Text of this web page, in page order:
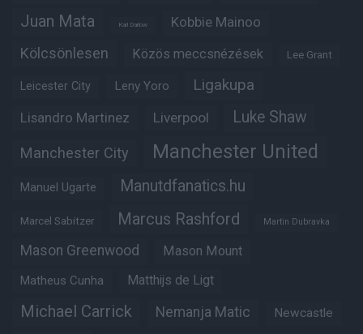
Juan Mata Karl Darlow Kobbie Mainoo
Kölcsönlesen Közös meccsnézések Lee Grant
Leicester City Leny Yoro Ligakupa
Lisandro Martinez Liverpool Luke Shaw
Manchester City Manchester United
Manuel Ugarte Manutdfanatics.hu
Marcel Sabitzer Marcus Rashford Martin Dubravka
Mason Greenwood Mason Mount
Matheus Cunha Matthijs de Ligt
Michael Carrick Nemanja Matic Newcastle